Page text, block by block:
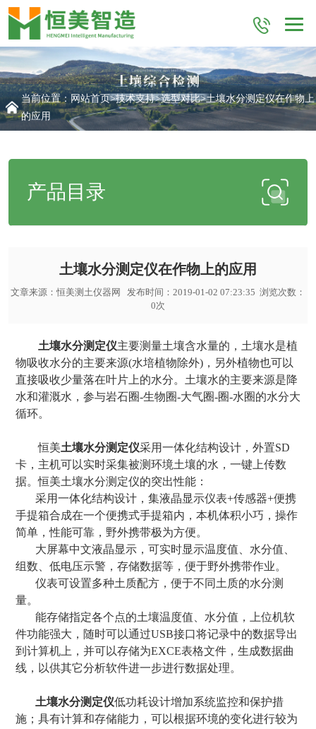
当前位置： 网站首页>技术支持>选型对比>土壤水分测定仪在作物上
的应用
产品目录
土壤水分测定仪在作物上的应用
文章来源： 恒美测土仪器网
发布时间：2019-01-02 07:23:35 浏览次数：
0次
土壤水分测定仪主要测量土壤含水量的，土壤水是植
物吸收水分的主要来源(水培植物除外)，另外植物也可以
直接吸收少量落在叶片上的水分。土壤水的主要来源是降
水和灌溉水，参与岩石圈-生物圈-大气圈-圈-水圈的水分大
循环。
恒美土壤水分测定仪采用一体化结构设计，外置SD
卡，主机可以实时采集被测环境土壤的水，一键上传数
据。恒美土壤水分测定仪的突出性能：
采用一体化结构设计，集液晶显示仪表+传感器+便携
手提箱合成在一个便携式手提箱内，本机体积小巧，操作
简单，性能可靠，野外携带极为方便。
大屏幕中文液晶显示，可实时显示温度值、水分值、
组数、低电压示警，存储数据等，便于野外携带作业。
仪表可设置多种土质配方，便于不同土质的水分测
量。
能存储指定各个点的土壤温度值、水分值，上位机软
件功能强大，随时可以通过USB接口将记录中的数据导出
到计算机上，并可以存储为EXCE表格文件，生成数据曲
线，以供其它分析软件进一步进行数据处理。
土壤水分测定仪低功耗设计增加系统监控和保护措
施；具有计算和存储能力，可以根据环境的变化进行较为